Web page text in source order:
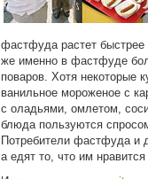
фастфуда растет быстрее
же именно в фастфуде
поваров. Хотя некоторые
ванильное мороженое с
с оладьями, омлетом,
блюда пользуются
Потребители фастфуда
а едят то, что им